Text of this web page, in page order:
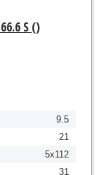
S ()
9.5
21
5x112
31